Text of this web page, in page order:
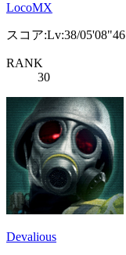
LocoMX
スコア:Lv:38/05'08"46
RANK
30
Devalious